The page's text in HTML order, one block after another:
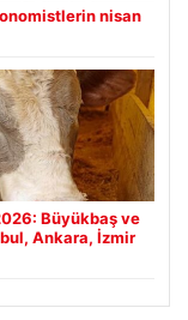
nisan
Büyükbaş ve
Ankara, İzmir